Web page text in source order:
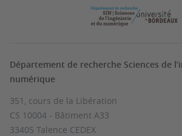
Département de recherche Sciences de
numérique
351, cours de la Libération
CS 10004 - Bâtiment A33
33405 Talence CEDEX